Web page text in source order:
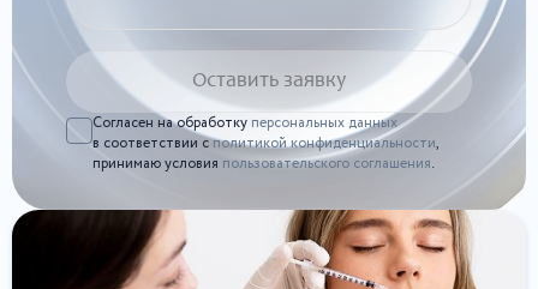
Согласен на обработку персональных данных
в соответствии сполитикой конфиденциальности,
принимаю условия пользовательского соглашения.